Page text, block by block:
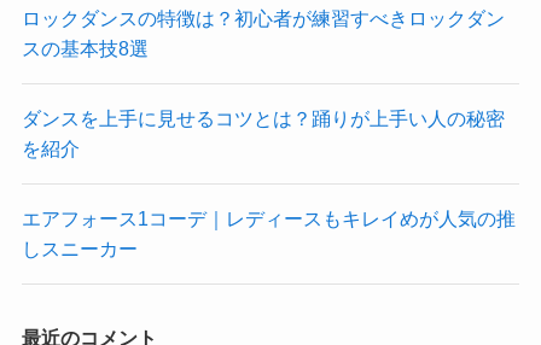
ロックダンスの特徴は？初心者が練習すべきロックダン
スの基本技8選
ダンスを上手に見せるコツとは？踊りが上手い人の秘密
を紹介
エアフォース1コーデ｜レディースもキレイめが人気の推
しスニーカー
最近のコメント